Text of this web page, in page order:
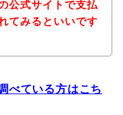
公式サイトで支払
てみるといいです
べている方はこち